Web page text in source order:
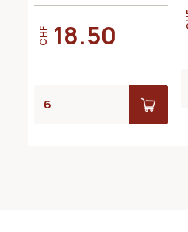
CHF 18.50